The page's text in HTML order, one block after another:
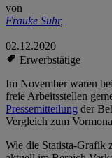
von
Frauke Suhr,
02.12.2020
Erwerbstätige
Im November waren
freie Arbeitsstellen
Pressemitteilung der
Vergleich zum
Wie die Statista-Grafik